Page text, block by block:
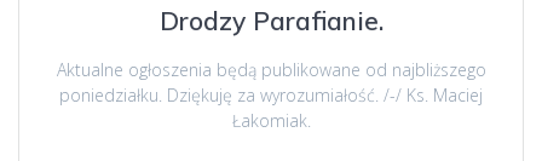
Drodzy Parafianie.
Aktualne ogłoszenia będą publikowane od najbliższego
poniedziałku. Dziękuję za wyrozumiałość. /-/ Ks. Maciej
Łakomiak.